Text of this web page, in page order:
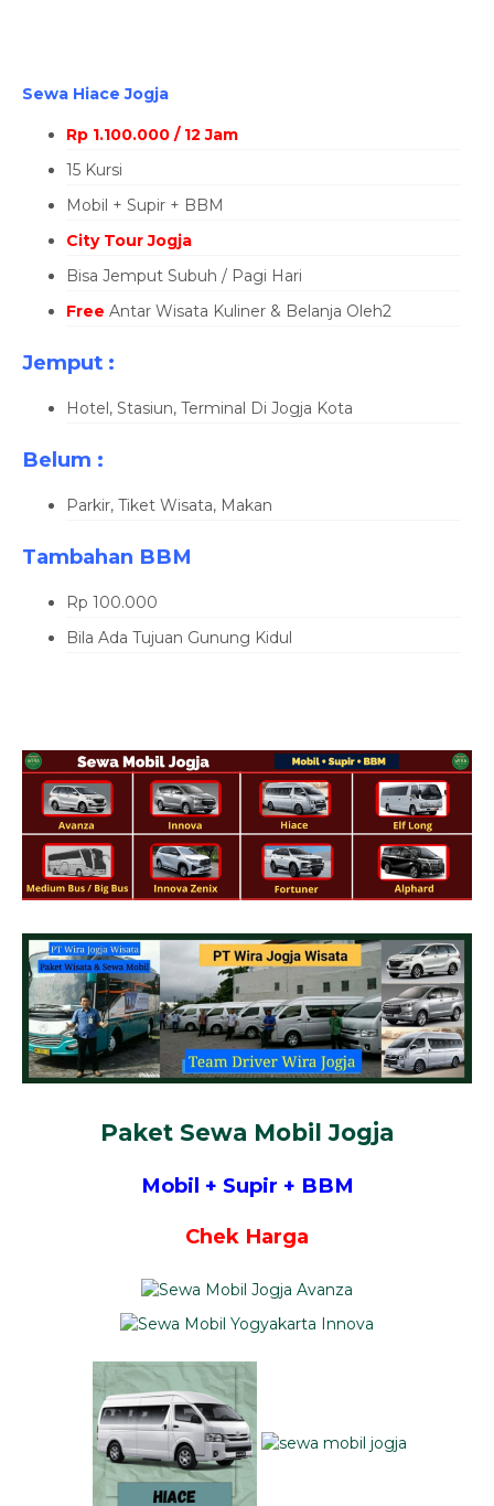
Sewa Hiace Jogja
Rp 1.100.000 / 12 Jam
15 Kursi
Mobil + Supir + BBM
City Tour Jogja
Bisa Jemput Subuh / Pagi Hari
Free Antar Wisata Kuliner & Belanja Oleh2
Jemput :
Hotel, Stasiun, Terminal Di Jogja Kota
Belum :
Parkir, Tiket Wisata, Makan
Tambahan BBM
Rp 100.000
Bila Ada Tujuan Gunung Kidul
Paket Sewa Mobil Jogja
Mobil + Supir + BBM
Chek Harga